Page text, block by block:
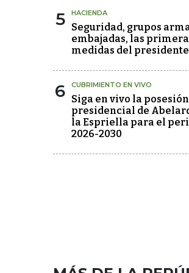
5 HACIENDA
Seguridad, grupos
embajadas, las
medidas del presidente
6 CUBRIMIENTO EN VIVO
Siga en vivo la posesión
presidencial de
la Espriella para el
2026-2030